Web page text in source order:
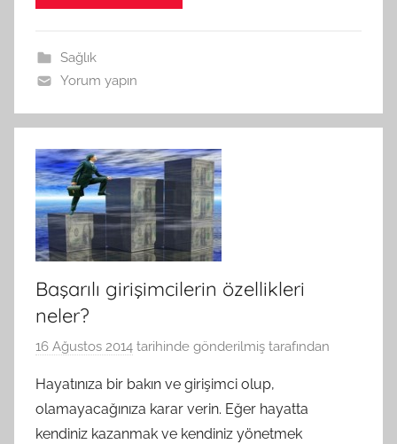
Sağlık
Yorum yapın
Başarılı girişimcilerin özellikleri
neler?
16 Ağustos 2014 tarihinde gönderilmiş tarafından
Hayatınıza bir bakın ve girişimci olup,
olamayacağınıza karar verin. Eğer hayatta
kendiniz kazanmak ve kendiniz yönetmek